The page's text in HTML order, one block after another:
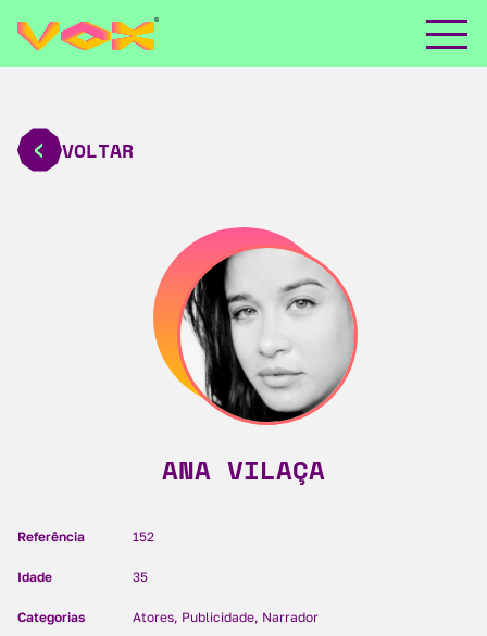
VOLTAR
ANA VILAÇA
Referência 152
Idade 35
Categorias Atores, Publicidade, Narrador